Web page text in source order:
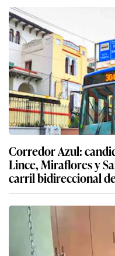
Corredor Azul:
Lince, Miraflores y
carril bidireccional